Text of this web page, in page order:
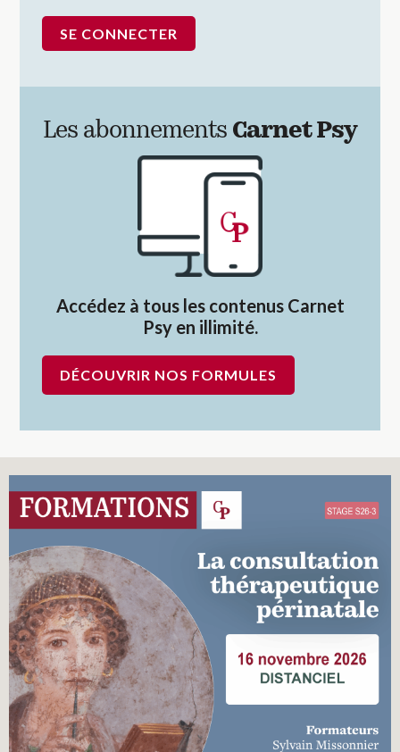
Les abonnements Carnet Psy
Accédez à tous les contenus Carnet
Psy en illimité.
DÉCOUVRIR NOS FORMULES